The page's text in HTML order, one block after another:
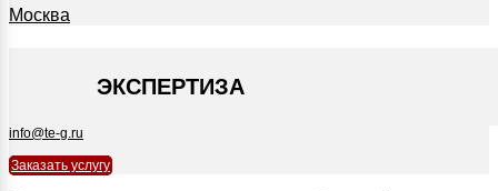
Москва
ЭКСПЕРТИЗА
info@te-g.ru
Заказать услугу